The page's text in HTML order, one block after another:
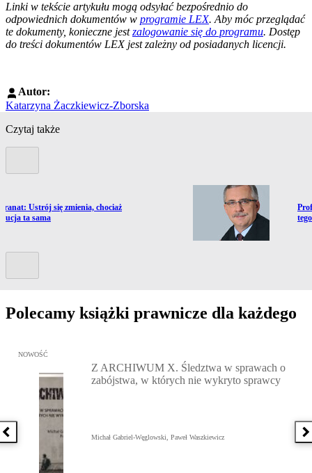
Linki w tekście artykułu mogą odsyłać bezpośrednio do
odpowiednich dokumentów w programie LEX. Aby móc przeglądać
te dokumenty, konieczne jestzalogowanie się do programu. Dostęp
do treści dokumentów LEX jest zależny od posiadanych licencji.
Autor:
Katarzyna Żaczkiewicz-Zborska
Czytaj także
do artykułu:
Ustrój się zmienia, chociaż
ta sama
Polecamy książki prawnicze dla każdego
Poprzednia książka
Przejdź do: Z ARCHIWUM X. Śledztwa w sprawach o
NOWOŚĆ
Z ARCHIWUM X. Śledztwa w sprawach o
zabójstwa, w których nie wykryto sprawcy
Michał Gabriel-Węglowski, Paweł Waszkiewicz